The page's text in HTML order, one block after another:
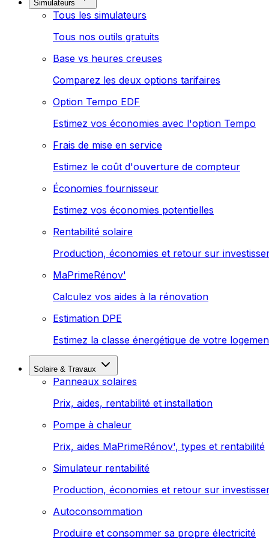
Simulateurs
Tous les simulateurs
Tous nos outils gratuits
Base vs heures creuses
Comparez les deux options tarifaires
Option Tempo EDF
Estimez vos économies avec l'option Tempo
Frais de mise en service
Estimez le coût d'ouverture de compteur
Économies fournisseur
Estimez vos économies potentielles
Rentabilité solaire
Production, économies et retour sur
MaPrimeRénov'
Calculez vos aides à la rénovation
Estimation DPE
Estimez la classe énergétique de votre
Solaire & Travaux
Panneaux solaires
Prix, aides, rentabilité et installation
Pompe à chaleur
Prix, aides MaPrimeRénov', types et rentabilité
Simulateur rentabilité
Production, économies et retour sur
Autoconsommation
Produire et consommer sa propre électricité